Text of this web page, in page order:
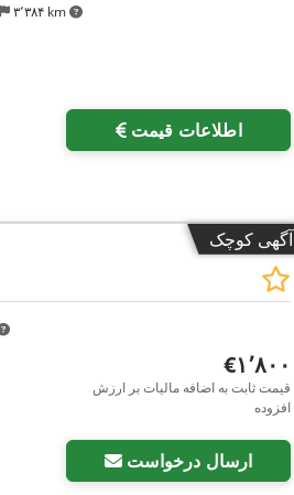
۳٬۳۸۴ km
اطلاعات قیمت
آگهی کوچک
‎€۱٬۸۰۰
قیمت ثابت به اضافه مالیات بر ارزش
افزوده
ارسال درخواست